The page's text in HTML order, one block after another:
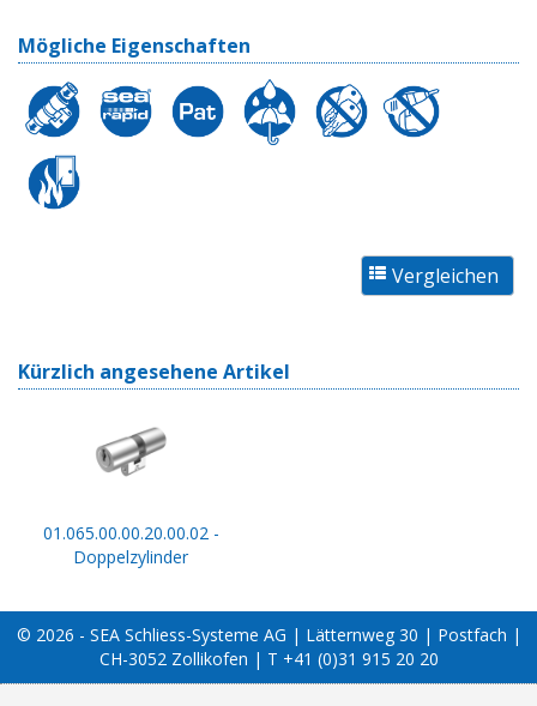
Mögliche Eigenschaften
Kürzlich angesehene Artikel
01.065.00.00.20.00.02 -
Doppelzylinder
© 2026 - SEA Schliess-Systeme AG | Lätternweg 30 | Postfach |
CH-3052 Zollikofen | T +41 (0)31 915 20 20